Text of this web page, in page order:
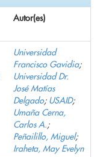
Autor(es)
Universidad
Francisco Gavidia;
Universidad Dr.
José Matías
Delgado; USAID;
Umaña Cerna,
Carlos A.;
Peñailillo, Miguel;
Iraheta, May Evelyn